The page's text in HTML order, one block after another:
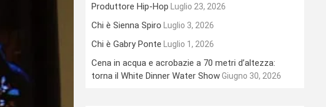
Produttore Hip-Hop
Luglio 23, 2026
Chi è Sienna Spiro Luglio 3, 2026
Chi è Gabry Ponte Luglio 1, 2026
Cena in acqua e acrobazie a 70 metri d’altezza:
torna il White Dinner Water ShowGiugno 30, 2026